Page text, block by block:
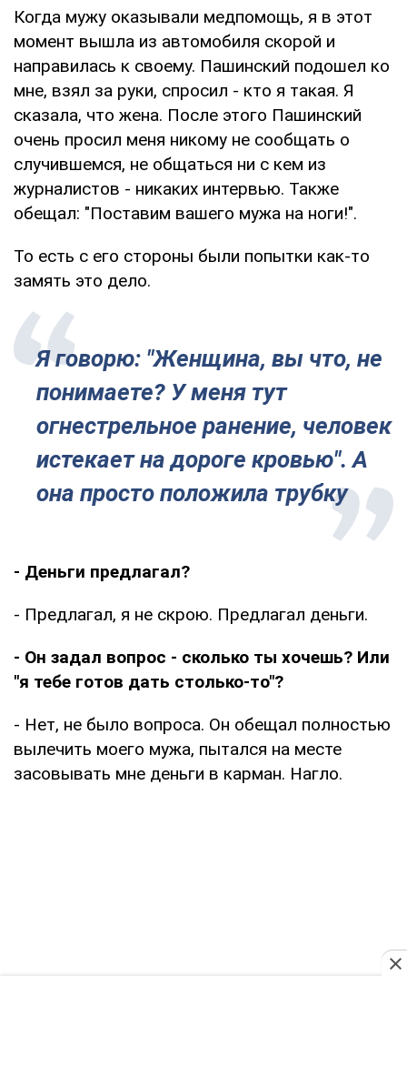
Когда мужу оказывали медпомощь, я в этот
момент вышла из автомобиля скорой и
направилась к своему. Пашинский подошел ко
мне, взял за руки, спросил - кто я такая. Я
сказала, что жена. После этого Пашинский
очень просил меня никому не сообщать о
случившемся, не общаться ни с кем из
журналистов - никаких интервью. Также
обещал: "Поставим вашего мужа на ноги!".
То есть с его стороны были попытки как-то
замять это дело.
Я говорю: "Женщина, вы что, не
понимаете? У меня тут
огнестрельное ранение, человек
истекает на дороге кровью". А
она просто положила трубку
- Деньги предлагал?
- Предлагал, я не скрою. Предлагал деньги.
- Он задал вопрос - сколько ты хочешь? Или
"я тебе готов дать столько-то"?
- Нет, не было вопроса. Он обещал полностью
вылечить моего мужа, пытался на месте
засовывать мне деньги в карман. Нагло.